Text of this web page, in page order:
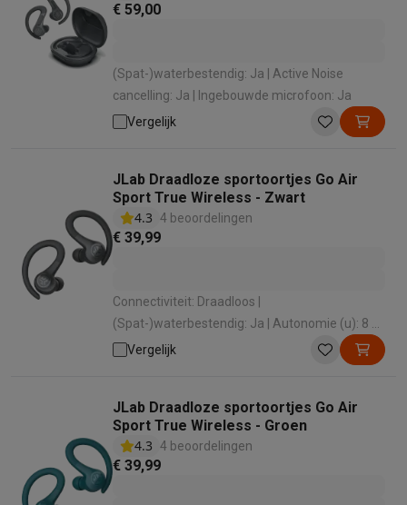
€ 59,00
(Spat-)waterbestendig: Ja | Active Noise
cancelling: Ja | Ingebouwde microfoon: Ja
Vergelijk
JLab Draadloze sportoortjes Go Air
Sport True Wireless - Zwart
4.3 4 beoordelingen
€ 39,99
Connectiviteit: Draadloos |
(Spat-)waterbestendig: Ja | Autonomie (u): 8 u |
Draagwijze: In-ear , Oorhaak | Active Noise
Vergelijk
JLab Draadloze sportoortjes Go Air
Sport True Wireless - Groen
4.3 4 beoordelingen
€ 39,99